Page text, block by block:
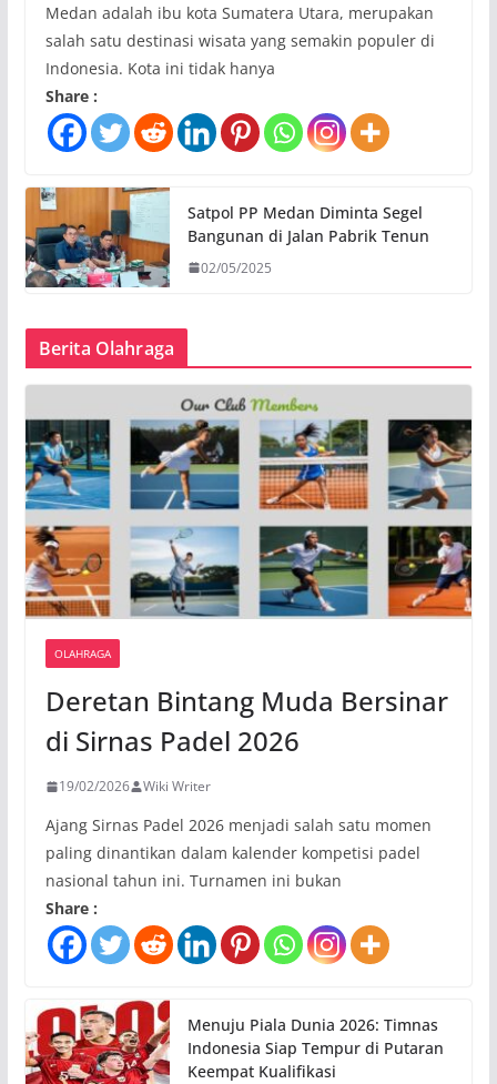
Medan adalah ibu kota Sumatera Utara, merupakan
salah satu destinasi wisata yang semakin populer di
Indonesia. Kota ini tidak hanya
Share :
Satpol PP Medan Diminta Segel
Bangunan di Jalan Pabrik Tenun
02/05/2025
Berita Olahraga
OLAHRAGA
Deretan Bintang Muda Bersinar
di Sirnas Padel 2026
19/02/2026 Wiki Writer
Ajang Sirnas Padel 2026 menjadi salah satu momen
paling dinantikan dalam kalender kompetisi padel
nasional tahun ini. Turnamen ini bukan
Share :
Menuju Piala Dunia 2026: Timnas
Indonesia Siap Tempur di Putaran
Keempat Kualifikasi